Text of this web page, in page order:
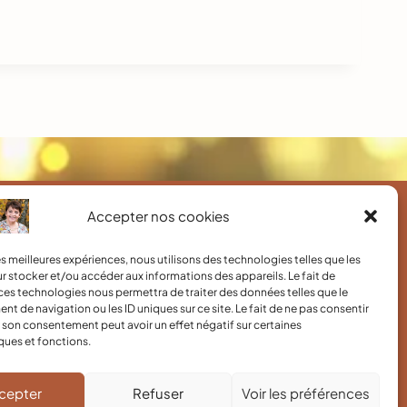
Accepter nos cookies
meilleures expériences, nous utilisons des technologies telles que les
stocker et/ou accéder aux informations des appareils. Le fait de
technologies nous permettra de traiter des données telles que le
de navigation ou les ID uniques sur ce site. Le fait de ne pas consentir
son consentement peut avoir un effet négatif sur certaines
et fonctions.
Refuser Voir les préférences
Informations utiles
Mentions Légales
Politique de cookies (UE)
Politique de Confidentialité